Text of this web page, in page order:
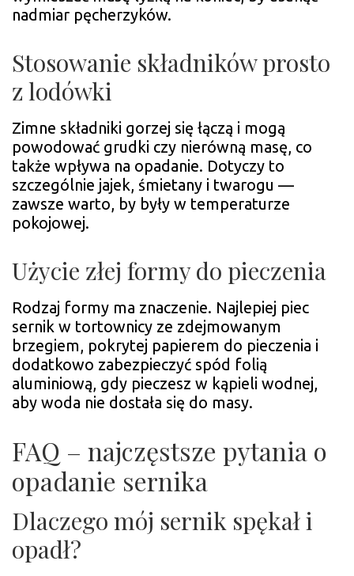
nadmiar pęcherzyków.
Stosowanie składników prosto
z lodówki
Zimne składniki gorzej się łączą i mogą
powodować grudki czy nierówną masę, co
także wpływa na opadanie. Dotyczy to
szczególnie jajek, śmietany i twarogu —
zawsze warto, by były w temperaturze
pokojowej.
Użycie złej formy do pieczenia
Rodzaj formy ma znaczenie. Najlepiej piec
sernik w tortownicy ze zdejmowanym
brzegiem, pokrytej papierem do pieczenia i
dodatkowo zabezpieczyć spód folią
aluminiową, gdy pieczesz w kąpieli wodnej,
aby woda nie dostała się do masy.
FAQ – najczęstsze pytania o
opadanie sernika
Dlaczego mój sernik spękał i
opadł?